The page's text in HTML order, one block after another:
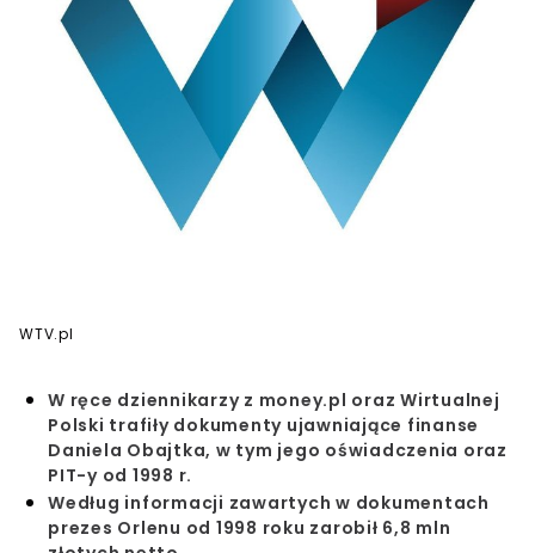
WTV.pl
W ręce dziennikarzy z money.pl oraz Wirtualnej
Polski trafiły dokumenty ujawniające finanse
Daniela Obajtka, w tym jego oświadczenia oraz
PIT-y od 1998 r.
Według informacji zawartych w dokumentach
prezes Orlenu od 1998 roku zarobił 6,8 mln